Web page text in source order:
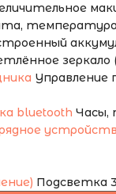
температура,
зеркало
Управление
Часы,
Подсветка 3